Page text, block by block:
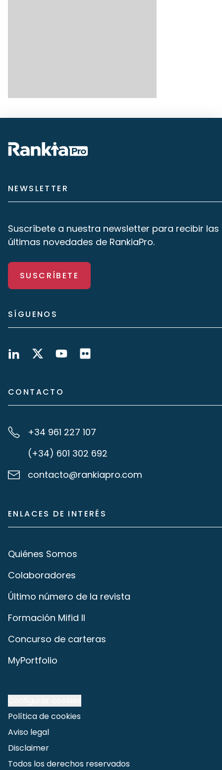
NEWSLETTER
Suscríbete a nuestra newsletter para recibir las
últimas novedades de RankiaPro.
SUSCRÍBETE
SÍGUENOS
CONTACTO
+34 961 227 107
(+34) 601 302 692
contacto@rankiapro.com
ENLACES DE INTERÉS
Quiénes Somos
Colaboradores
Último número de la revista
Formación Mifid II
Concurso de carteras
MyPortfolio
Política de cookies
Aviso legal
Disclaimer
Todos los derechos reservados